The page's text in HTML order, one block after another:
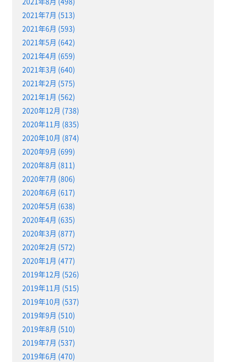
2021年7月 (513)
2021年6月 (593)
2021年5月 (642)
2021年4月 (659)
2021年3月 (640)
2021年2月 (575)
2021年1月 (562)
2020年12月 (738)
2020年11月 (835)
2020年10月 (874)
2020年9月 (699)
2020年8月 (811)
2020年7月 (806)
2020年6月 (617)
2020年5月 (638)
2020年4月 (635)
2020年3月 (877)
2020年2月 (572)
2020年1月 (477)
2019年12月 (526)
2019年11月 (515)
2019年10月 (537)
2019年9月 (510)
2019年8月 (510)
2019年7月 (537)
2019年6月 (470)